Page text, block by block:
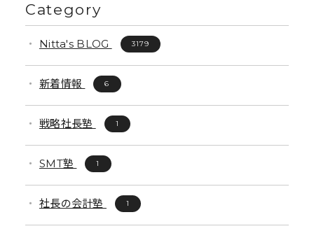
Category
Nitta's BLOG 3179
新着情報 6
戦略社長塾 1
SMT塾 1
社長の会計塾 1